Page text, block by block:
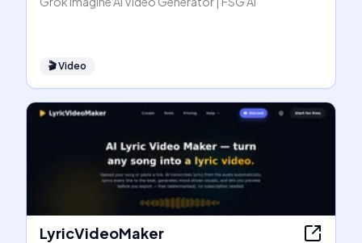
🎬Video
LyricVideoMaker